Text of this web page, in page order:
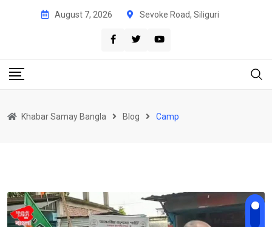
August 7, 2026 Sevoke Road, Siliguri
Khabar Samay Bangla Blog Camp